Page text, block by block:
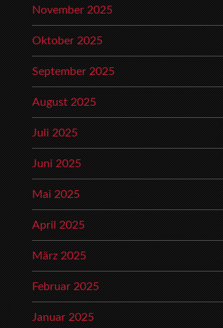
November 2025
Oktober 2025
September 2025
August 2025
Juli 2025
Juni 2025
Mai 2025
April 2025
März 2025
Februar 2025
Januar 2025